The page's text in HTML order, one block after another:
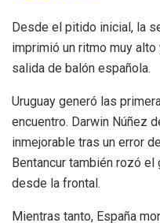
Desde el pitido inicial, la
imprimió un ritmo muy
salida de balón española.
Uruguay generó las
encuentro. Darwin Núñez
inmejorable tras un error
Bentancur también rozó
desde la frontal.
Mientras tanto, España